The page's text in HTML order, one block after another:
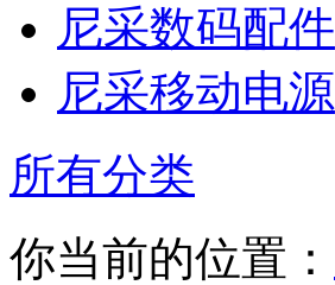
尼采数码配件
尼采移动电源
所有分类
你当前的位置：